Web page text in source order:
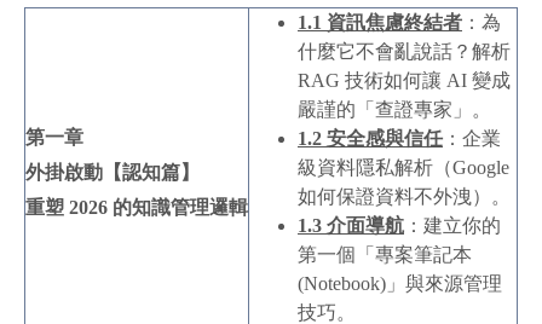
第一章
外掛啟動【認知篇】
重塑 2026 的知識管理邏輯
1.1 資訊焦慮終結者 ：為
什麼它不會亂說話？解析
RAG 技術如何讓 AI 變成
嚴謹的「查證專家」。
1.2 安全感與信任 ：企業
級資料隱私解析（Google
如何保證資料不外洩）。
1.3 介面導航 ：建立你的
第一個「專案筆記本
(Notebook)」與來源管理
技巧。